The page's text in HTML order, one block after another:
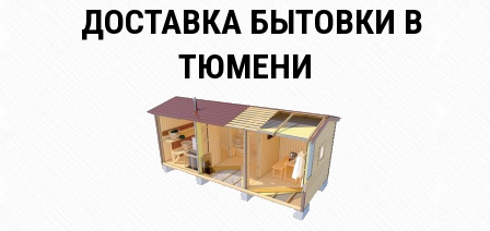
ДОСТАВКА БЫТОВКИ В
ТЮМЕНИ